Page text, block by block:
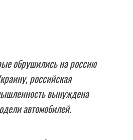
обрушились на россию
российская
вынуждена
автомобилей.